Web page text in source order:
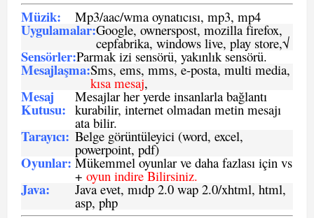
Müzik: Mp3/aac/wma oynatıcısı, mp3, mp4
Uygulamalar:Google, ownerspost, mozilla firefox,
cepfabrika, windows live, play store,√
Sensörler:Parmak izi sensörü, yakınlık sensörü.
Mesajlaşma:Sms, ems, mms, e-posta, multi media,
kısa mesaj,
Mesaj
Kutusu:
Mesajlar her yerde insanlarla bağlantı
kurabilir, internet olmadan metin mesajı
ata bilir.
Tarayıcı: Belge görüntüleyici (word, excel,
powerpoint, pdf)
Oyunlar: Mükemmel oyunlar ve daha fazlası için vs
+ oyun indire Bilirsiniz.
Java: Java evet, mıdp 2.0 wap 2.0/xhtml, html,
asp, php